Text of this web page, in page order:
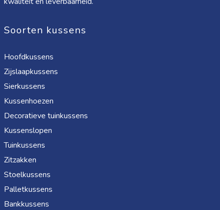
Soorten kussens
Hoofdkussens
Zijslaapkussens
Sierkussens
Kussenhoezen
Decoratieve tuinkussens
Kussenslopen
Tuinkussens
Zitzakken
Stoelkussens
Palletkussens
Bankkussens